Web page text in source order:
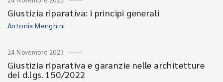
Giustizia riparativa: i principi generali
Antonia Menghini
24 Novembre 2023
Giustizia riparativa e garanzie nelle architetture
del d.lgs. 150/2022